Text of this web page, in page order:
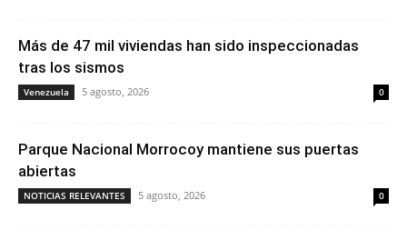
Más de 47 mil viviendas han sido inspeccionadas
tras los sismos
Venezuela 5 agosto, 2026 0
Parque Nacional Morrocoy mantiene sus puertas
abiertas
NOTICIAS RELEVANTES 5 agosto, 2026 0